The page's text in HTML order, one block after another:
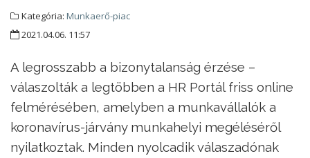
Kategória: Munkaerő-piac
2021.04.06. 11:57
A legrosszabb a bizonytalanság érzése –
válaszolták a legtöbben a HR Portál friss online
felmérésében, amelyben a munkavállalók a
koronavírus-járvány munkahelyi megéléséről
nyilatkoztak. Minden nyolcadik válaszadónak